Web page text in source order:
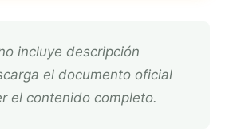
el documento oficial
el contenido completo.